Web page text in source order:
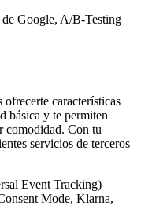
Google, A/B-Testing
características
básica y te permiten
comodidad. Con tu
servicios de terceros
Event Tracking)
Mode, Klarna,